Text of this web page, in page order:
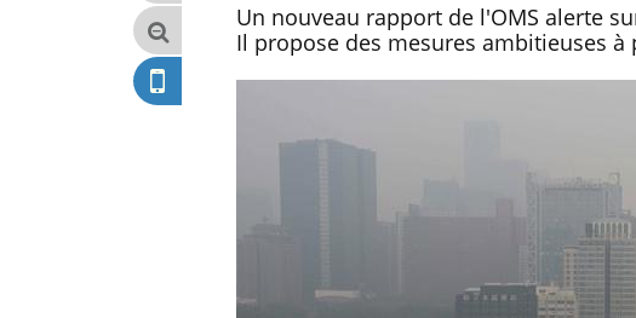
Un nouveau rapport de l'OMS alerte
Il propose des mesures ambitieuses
Chikungunya, dengue,